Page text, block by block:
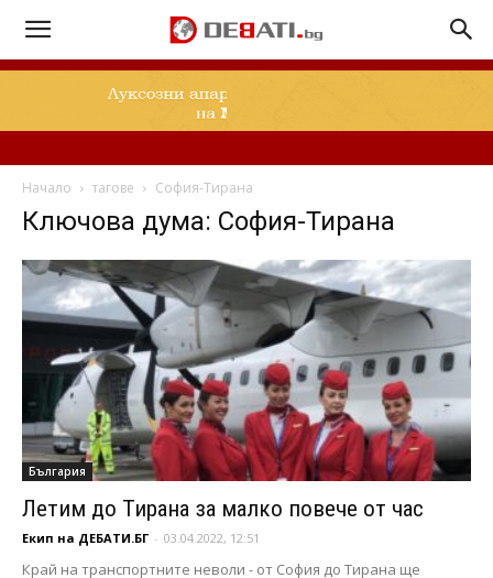
Начало тагове София-Тирана
Ключова дума: София-Тирана
България
Летим до Тирана за малко повече от час
Екип на ДЕБАТИ.БГ - 03.04.2022, 12:51
Край на транспортните неволи - от София до Тирана ще